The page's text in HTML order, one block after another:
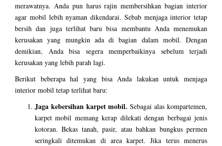
merawatnya. Anda pun harus rajin membersihkan bagian interior
agar mobil lebih nyaman dikendarai. Sebab menjaga interior tetap
bersih dan juga terlihat baru bisa membantu Anda menemukan
kerusakan yang mungkin ada di bagian dalam mobil. Dengan
demikian, Anda bisa segera memperbaikinya sebelum terjadi
kerusakan yang lebih parah lagi.
Berikut beberapa hal yang bisa Anda lakukan untuk menjaga
interior mobil tetap terlihat baru:
Jaga kebersihan karpet mobil. Sebagai alas kompartemen,
karpet mobil memang kerap dilekati dengan berbagai jenis
kotoran. Bekas tanah, pasir, atau bahkan bungkus permen
seringkali ditemukan di area karpet. Jika terus menerus